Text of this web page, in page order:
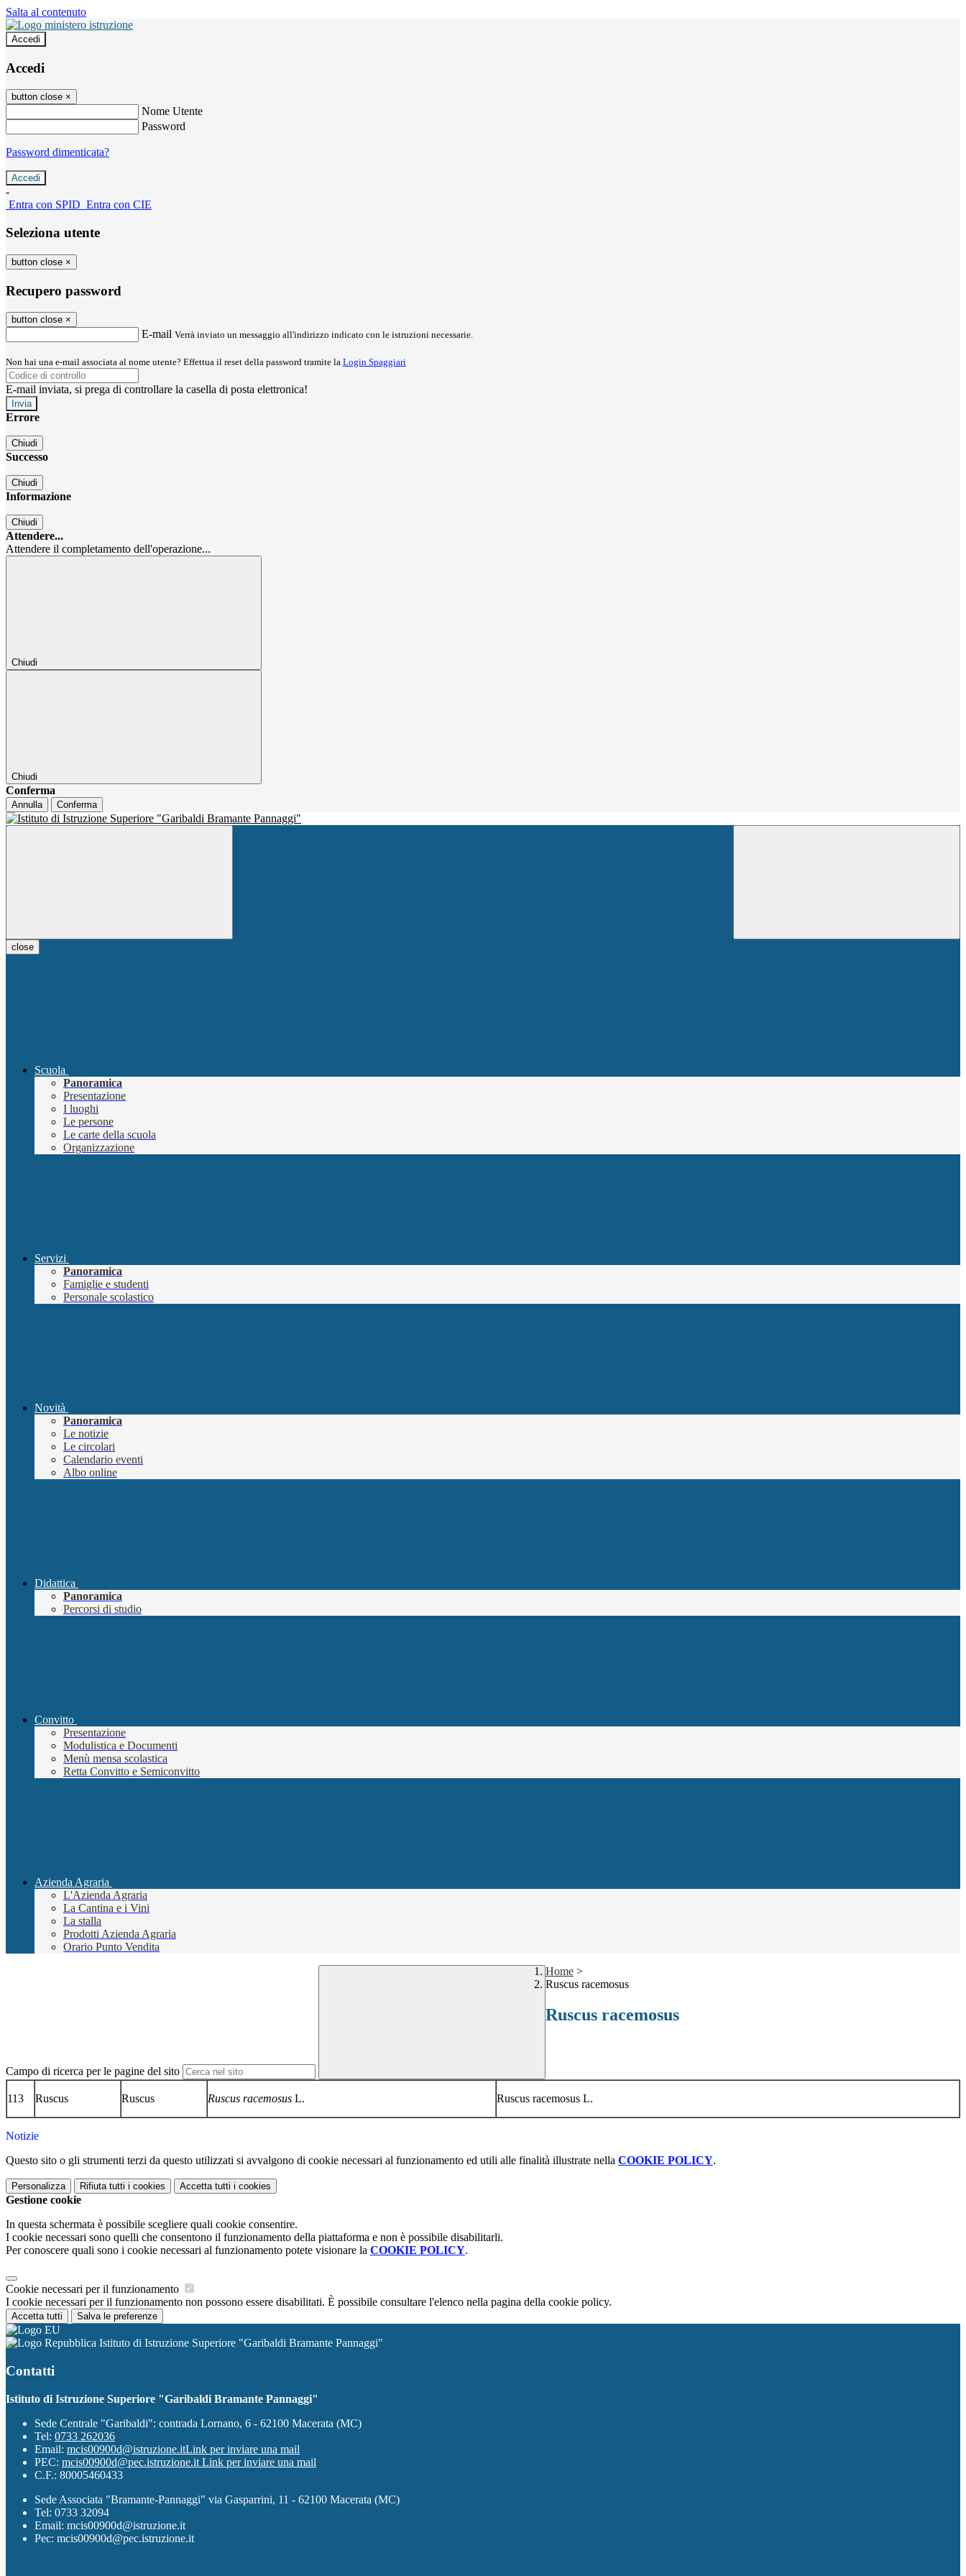
Salta al contenuto
Accedi
Accedi
button close ×
Nome Utente
Password
Password dimenticata?
-
Entra con SPID Entra con CIE
Seleziona utente
button close ×
Recupero password
button close ×
E-mail Verrà inviato un messaggio all'indirizzo indicato con le istruzioni necessarie.
Non hai una e-mail associata al nome utente? Effettua il reset della password tramite la Login Spaggiari
E-mail inviata, si prega di controllare la casella di posta elettronica!
Errore
Chiudi
Successo
Chiudi
Informazione
Chiudi
Attendere...
Attendere il completamento dell'operazione...
Chiudi
Chiudi
Conferma
Annulla Conferma
close
Scuola
Panoramica
Presentazione
I luoghi
Le persone
Le carte della scuola
Organizzazione
Servizi
Panoramica
Famiglie e studenti
Personale scolastico
Novità
Panoramica
Le notizie
Le circolari
Calendario eventi
Albo online
Didattica
Panoramica
Percorsi di studio
Convitto
Presentazione
Modulistica e Documenti
Menù mensa scolastica
Retta Convitto e Semiconvitto
Azienda Agraria
L'Azienda Agraria
La Cantina e i Vini
La stalla
Prodotti Azienda Agraria
Orario Punto Vendita
Campo di ricerca per le pagine del sito
Home >
Ruscus racemosus
Ruscus racemosus
113 Ruscus Ruscus Ruscus racemosus L. Ruscus racemosus L.
Notizie
Questo sito o gli strumenti terzi da questo utilizzati si avvalgono di cookie necessari al funzionamento ed utili alle finalità illustrate nella COOKIE POLICY.
Personalizza Rifiuta tutti i cookies Accetta tutti i cookies
Gestione cookie
In questa schermata è possibile scegliere quali cookie consentire.
I cookie necessari sono quelli che consentono il funzionamento della piattaforma e non è possibile disabilitarli.
Per conoscere quali sono i cookie necessari al funzionamento potete visionare la COOKIE POLICY.
Cookie necessari per il funzionamento
I cookie necessari per il funzionamento non possono essere disabilitati. È possibile consultare l'elenco nella pagina della cookie policy.
Accetta tutti Salva le preferenze
Istituto di Istruzione Superiore "Garibaldi Bramante Pannaggi"
Contatti
Istituto di Istruzione Superiore "Garibaldi Bramante Pannaggi"
Sede Centrale "Garibaldi": contrada Lornano, 6 - 62100 Macerata (MC)
Tel: 0733 262036
Email: mcis00900d@istruzione.itLink per inviare una mail
PEC: mcis00900d@pec.istruzione.it Link per inviare una mail
C.F.: 80005460433
Sede Associata "Bramante-Pannaggi" via Gasparrini, 11 - 62100 Macerata (MC)
Tel: 0733 32094
Email: mcis00900d@istruzione.it
Pec: mcis00900d@pec.istruzione.it